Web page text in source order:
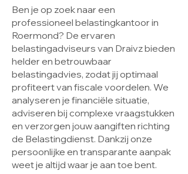
Ben je op zoek naar een
professioneel belastingkantoor in
Roermond? De ervaren
belastingadviseurs van Draivz bieden
helder en betrouwbaar
belastingadvies, zodat jij optimaal
profiteert van fiscale voordelen. We
analyseren je financiële situatie,
adviseren bij complexe vraagstukken
en verzorgen jouw aangiften richting
de Belastingdienst. Dankzij onze
persoonlijke en transparante aanpak
weet je altijd waar je aan toe bent.